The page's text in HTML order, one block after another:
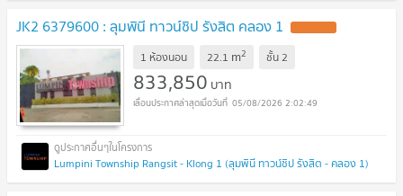
JK2 6379600 : ลุมพินี ทาวน์ชิป รังสิต คลอง 1
1 ห้องนอน 22.1 m2 ชั้น2
833,850 บาท
05/08/2026 2:02:49
Lumpini Township Rangsit - Klong 1 (ลุมพินี ทาวน์ชิป รังสิต - คลอง 1)